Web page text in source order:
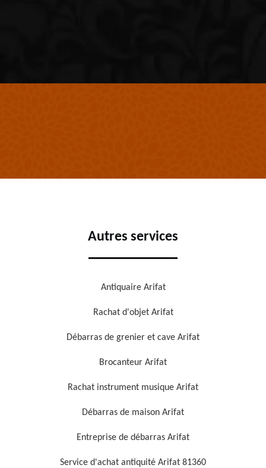
Autres services
Antiquaire Arifat
Rachat d'objet Arifat
Débarras de grenier et cave Arifat
Brocanteur Arifat
Rachat instrument musique Arifat
Débarras de maison Arifat
Entreprise de débarras Arifat
Service d'achat antiquité Arifat 81360